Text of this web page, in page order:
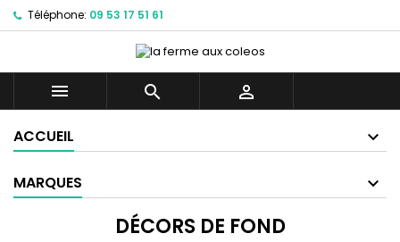
Téléphone: 09 53 17 51 61
  
ACCUEIL
MARQUES
DÉCORS DE FOND